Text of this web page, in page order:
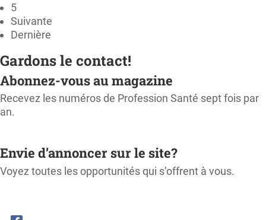
5
Suivante
Dernière
Gardons le contact!
Abonnez-vous au magazine
Recevez les numéros de Profession Santé sept fois par
an.
Envie d’annoncer sur le site?
Voyez toutes les opportunités qui s’offrent à vous.